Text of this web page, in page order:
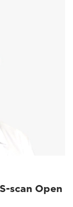
scan Open